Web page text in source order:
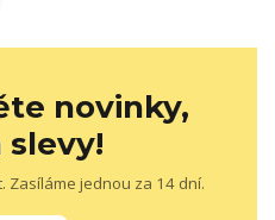
novinky,
slevy!
Zasíláme jednou za 14 dní.